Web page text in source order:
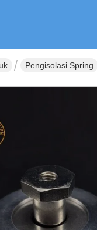
Pengisolasi Spring